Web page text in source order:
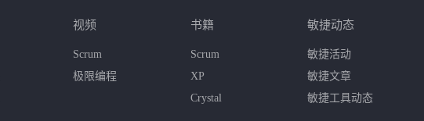
视频
Scrum
极限编程
书籍
Scrum
XP
Crystal
敏捷动态
敏捷活动
敏捷文章
敏捷工具动态